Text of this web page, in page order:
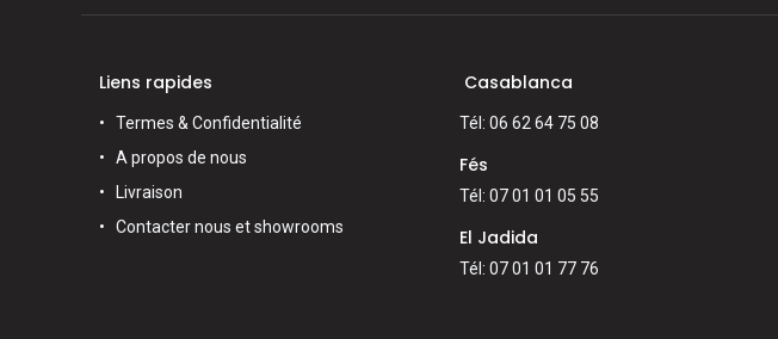
Liens rapides
Termes & Confidentialité
A propos de nous
Livraison
Contacter nous et showrooms
Casablanca
Tél: 06 62 64 75 08
Fés
Tél: 07 01 01 05 55
El Jadida
Tél: 07 01 01 77 76